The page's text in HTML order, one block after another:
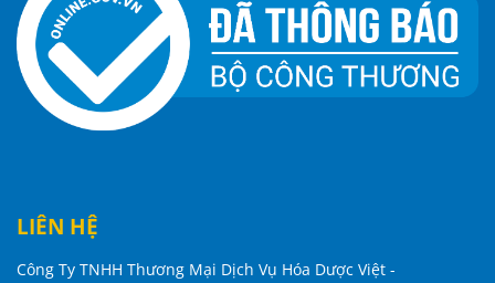
LIÊN HỆ
Công Ty TNHH Thương Mại Dịch Vụ Hóa Dược Việt -